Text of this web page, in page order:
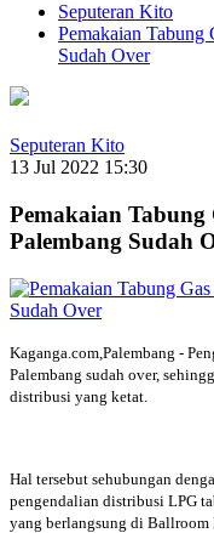
Seputeran Kito
Pemakaian
Sudah Over
Seputeran Kito
13 Jul 2022 15:30
Pemakaian
Palembang Sudah
Kaganga.com,Palembang -
Palembang sudah over,
distribusi yang ketat.
Hal tersebut sehubungan
pengendalian distribusi LPG
yang berlangsung di Ballroom